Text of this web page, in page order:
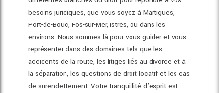
besoins juridiques, que vous soyez à Martigues,
Port-de-Bouc, Fos-sur-Mer, Istres, ou dans les
environs. Nous sommes là pour vous guider et vous
représenter dans des domaines tels que les
accidents de la route, les litiges liés au divorce et à
la séparation, les questions de droit locatif et les cas
de surendettement. Votre tranquillité d’esprit est